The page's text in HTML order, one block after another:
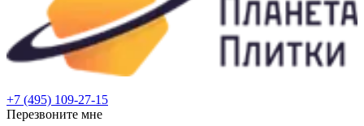
+7 (495) 109-27-15
Перезвоните мне